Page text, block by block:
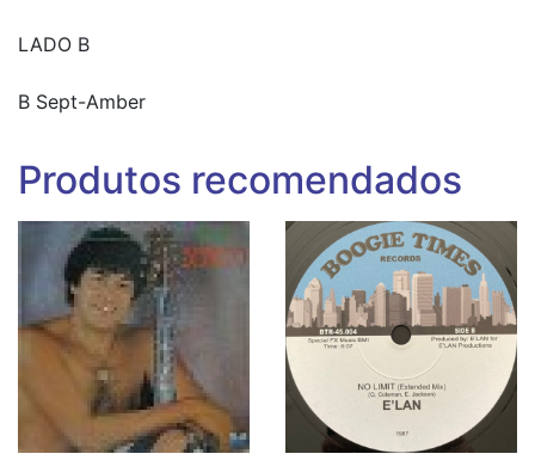
LADO B
B Sept-Amber
Produtos recomendados